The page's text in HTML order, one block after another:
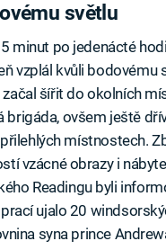
světlu
minut po jedenácté
vzplál kvůli
šířit do okolních
ovšem ještě
místnostech.
vzácné obrazy i
Readingu byli
ujalo 20
syna prince